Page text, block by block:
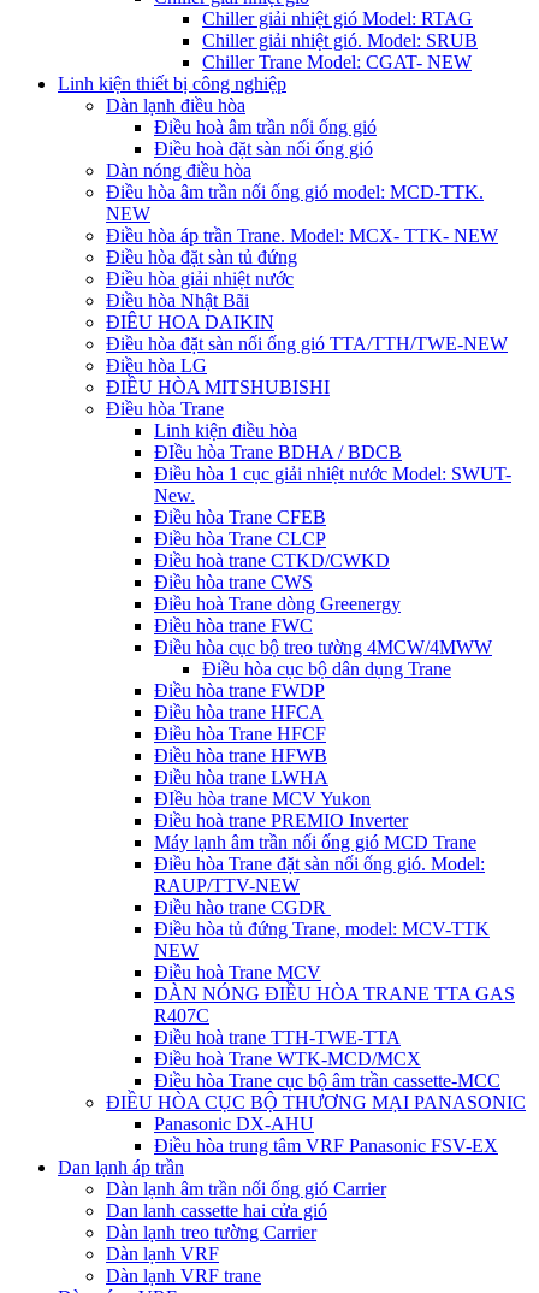
Chiller giải nhiệt gió Model: RTAG
Chiller giải nhiệt gió. Model: SRUB
Chiller Trane Model: CGAT- NEW
Linh kiện thiết bị công nghiệp
Dàn lạnh điều hòa
Điều hoà âm trần nối ống gió
Điều hoà đặt sàn nối ống gió
Dàn nóng điều hòa
Điều hòa âm trần nối ống gió model: MCD-TTK.
NEW
Điều hòa áp trần Trane. Model: MCX- TTK- NEW
Điều hòa đặt sàn tủ đứng
Điều hòa giải nhiệt nước
Điều hòa Nhật Bãi
ĐIÊU HOA DAIKIN
Điều hòa đặt sàn nối ống gió TTA/TTH/TWE-NEW
Điều hòa LG
ĐIỀU HÒA MITSHUBISHI
Điều hòa Trane
Linh kiện điều hòa
ĐIều hòa Trane BDHA / BDCB
Điều hòa 1 cục giải nhiệt nước Model: SWUT-
New.
Điều hòa Trane CFEB
Điều hòa Trane CLCP
Điều hoà trane CTKD/CWKD
Điều hòa trane CWS
Điều hoà Trane dòng Greenergy
Điều hòa trane FWC
Điều hòa cục bộ treo tường 4MCW/4MWW
Điều hòa cục bộ dân dụng Trane
Điều hòa trane FWDP
Điều hòa trane HFCA
Điều hòa Trane HFCF
Điều hòa trane HFWB
Điều hòa trane LWHA
ĐIều hòa trane MCV Yukon
Điều hoà trane PREMIO Inverter
Máy lạnh âm trần nối ống gió MCD Trane
Điều hòa Trane đặt sàn nối ống gió. Model:
RAUP/TTV-NEW
Điều hào trane CGDR
Điều hòa tủ đứng Trane, model: MCV-TTK
NEW
Điều hoà Trane MCV
DÀN NÓNG ĐIỀU HÒA TRANE TTA GAS
R407C
Điều hoà trane TTH-TWE-TTA
Điều hoà Trane WTK-MCD/MCX
Điều hòa Trane cục bộ âm trần cassette-MCC
ĐIỀU HÒA CỤC BỘ THƯƠNG MẠI PANASONIC
Panasonic DX-AHU
Điều hòa trung tâm VRF Panasonic FSV-EX
Dan lạnh áp trần
Dàn lạnh âm trần nối ống gió Carrier
Dan lanh cassette hai cửa gió
Dàn lạnh treo tường Carrier
Dàn lạnh VRF
Dàn lạnh VRF trane